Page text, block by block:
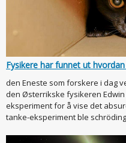
Fysikere har funnet ut
den Eneste som forskere i dag
den Østerrikske fysikeren
eksperiment for å vise det
tanke-eksperiment ble